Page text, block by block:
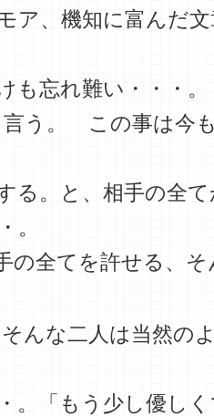
ア、機知に富んだ
も忘れ難い・・・。
言う。 この事は今
る。と、相手の全
。
の全てを許せる、
んな二人は当然の
。「もう少し優し